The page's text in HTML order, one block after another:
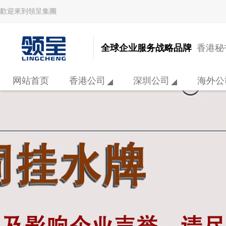
歡迎來到領呈集團
全球企业服务战略品牌 香港
网站首页 香港公司 深圳公司 海外